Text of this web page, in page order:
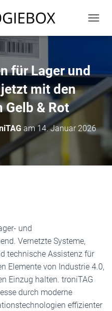
A
A
T
M
für Lager und
mit den
Gelb & Rot
am14. Januar 2026
und
Vernetzte Systeme,
technische Assistenz für
Elemente von Industrie 4.0,
Einzug halten. troniTAG
durch moderne
effizienter